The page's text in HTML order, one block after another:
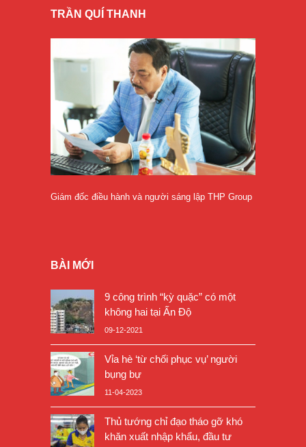
TRẦN QUÍ THANH
Giám đốc điều hành và người sáng lập THP Group
BÀI MỚI
9 công trình “kỳ quặc” có một
không hai tại Ấn Độ
09-12-2021
Vỉa hè ‘từ chối phục vụ’ người
bụng bự
11-04-2023
Thủ tướng chỉ đạo tháo gỡ khó
khăn xuất nhập khẩu, đầu tư